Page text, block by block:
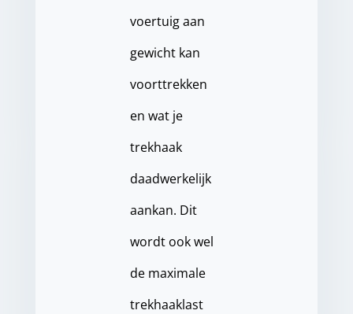
voertuig aan
gewicht kan
voorttrekken
en wat je
trekhaak
daadwerkelijk
aankan. Dit
wordt ook wel
de maximale
trekhaaklast